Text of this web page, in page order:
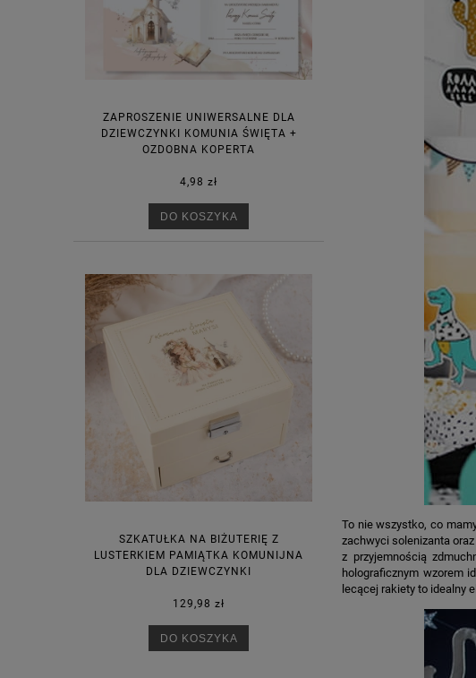
ZAPROSZENIE UNIWERSALNE DLA
DZIEWCZYNKI KOMUNIA ŚWIĘTA +
OZDOBNA KOPERTA
4,98 zł
DO KOSZYKA
SZKATUŁKA NA BIŻUTERIĘ Z
LUSTERKIEM PAMIĄTKA KOMUNIJNA
DLA DZIEWCZYNKI
129,98 zł
DO KOSZYKA
To nie wszystko, co
zachwyci solenizanta
z przyjemnością
holograficznym wzorem
lecącej rakiety to idealny